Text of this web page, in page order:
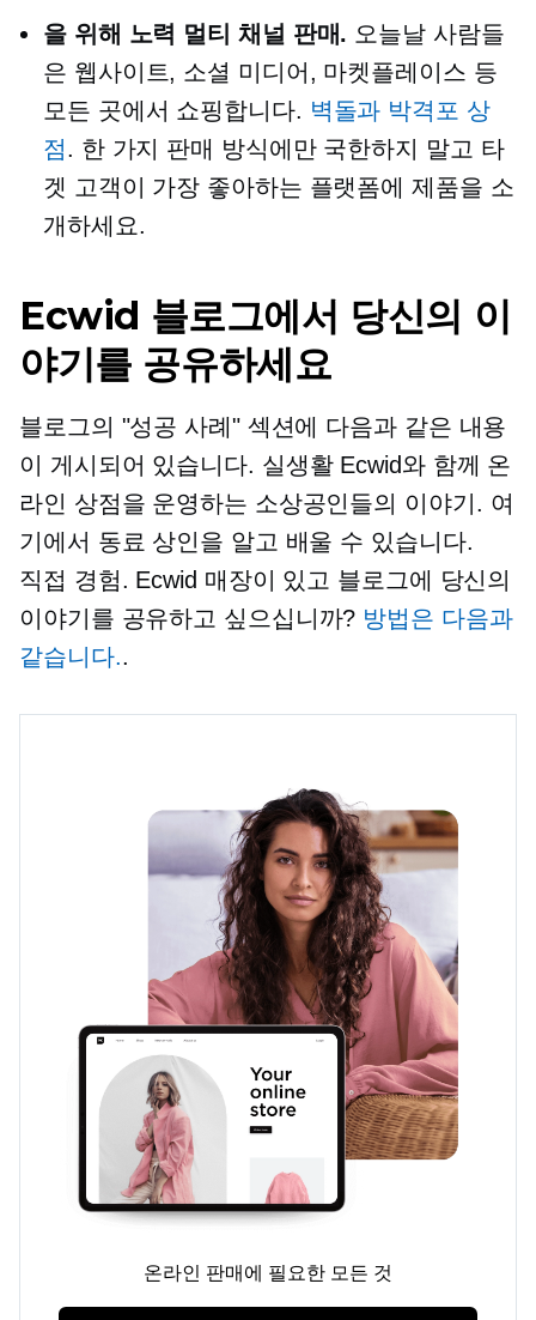
을 위해 노력 멀티 채널 판매. 오늘날 사람들
은 웹사이트, 소셜 미디어, 마켓플레이스 등
모든 곳에서 쇼핑합니다. 벽돌과 박격포 상
점. 한 가지 판매 방식에만 국한하지 말고 타
겟 고객이 가장 좋아하는 플랫폼에 제품을 소
개하세요.
Ecwid 블로그에서 당신의 이
야기를 공유하세요
블로그의 "성공 사례" 섹션에 다음과 같은 내용
이 게시되어 있습니다. 실생활Ecwid와 함께 온
라인 상점을 운영하는 소상공인들의 이야기. 여
기에서 동료 상인을 알고 배울 수 있습니다.
직접 경험. Ecwid 매장이 있고 블로그에 당신의
이야기를 공유하고 싶으십니까? 방법은 다음과
같습니다..
온라인 판매에 필요한 모든 것